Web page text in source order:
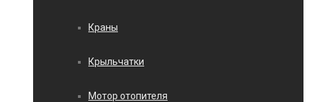
Краны
Крыльчатки
Мотор отопителя